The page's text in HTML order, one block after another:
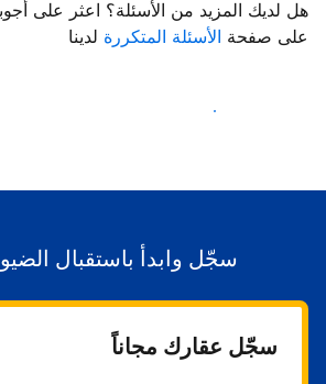
هل لديك المزيد من الأسئلة؟ اعثر على
على صفحة الأسئلة المتكررة لدينا
ابدأ باستقبال الضيوف
سجّل وابدأ باستقبال
سجّل عقارك مجاناً